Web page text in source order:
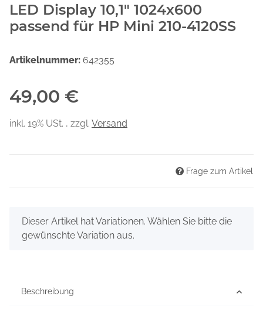
LED Display 10,1" 1024x600
passend für HP Mini 210-4120SS
Artikelnummer: 642355
49,00 €
inkl. 19% USt. , zzgl. Versand
Frage zum Artikel
x
Dieser Artikel hat Variationen. Wählen Sie bitte die
gewünschte Variation aus.
Beschreibung